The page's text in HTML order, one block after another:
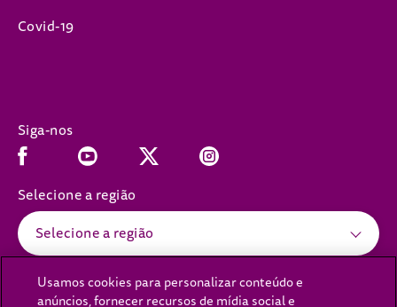
Covid-19
Siga-nos
Facebook (opens in new window)
Youtube (opens in new window)
x (opens in new window)Instagram (opens in new window)
Selecione a região
Selecione a região
Usamos cookies para personalizar conteúdo e
anúncios, fornecer recursos de mídia social e